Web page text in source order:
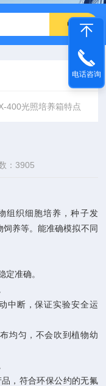
400光照培养箱特点
：3905
组织细胞培养，种子发
养等。能准确模拟不同
定准确。
中断，保证实验安全运
均匀，不会吹到植物幼
， 符合环保公约的无氟
电话咨询